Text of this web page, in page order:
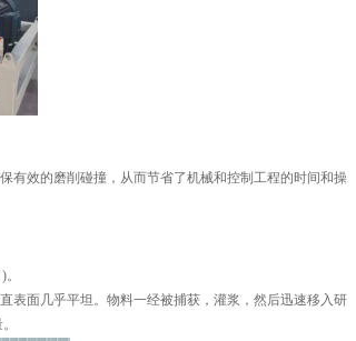
有效的磨削碰撞，从而节省了机械和控制工程的时间和操
表面几乎平坦。物料一经被捕获，灌浆，然后迅速移入研